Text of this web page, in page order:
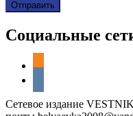
Социальные
Сетевое издание